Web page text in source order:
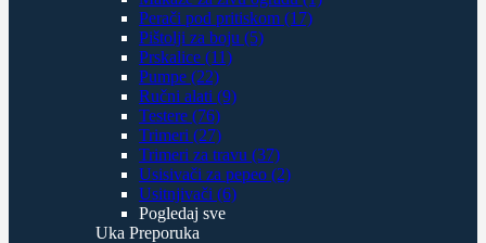
Perači pod pritiskom (17)
Pištolji za boju (5)
Prskalice (11)
Pumpe (22)
Ručni alati (9)
Testere (76)
Trimeri (27)
Trimeri za travu (37)
Usisivači za pepeo (2)
Usitnjivači (6)
Pogledaj sve
Uka Preporuka